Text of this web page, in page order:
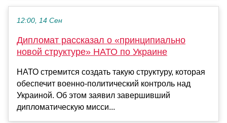
12:00, 14 Сен
Дипломат рассказал о «принципиально
новой структуре» НАТО по Украине
НАТО стремится создать такую структуру, которая
обеспечит военно-политический контроль над
Украиной. Об этом заявил завершивший
дипломатическую мисси...